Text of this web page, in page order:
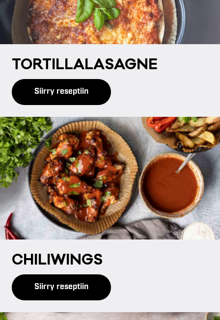
TOR­TIL­LA­LA­SAG­NE
Siirry reseptiin
CHI­LI­WINGS
Siirry reseptiin